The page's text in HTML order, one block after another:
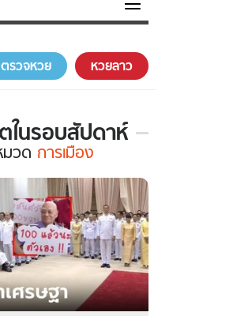
ามรู้รอบตัว
วทู
ตรวจหวย หวยลาว
ในรอบสัปดาห์
มวด การเมือง